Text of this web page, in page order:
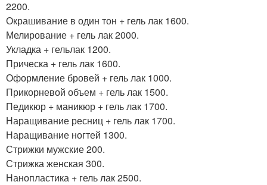
2200.
Окрашивание в один тон + гель лак 1600.
Мелирование + гель лак 2000.
Укладка + гельлак 1200.
Прическа + гель лак 1600.
Оформление бровей + гель лак 1000.
Прикорневой объем + гель лак 1500.
Педикюр + маникюр + гель лак 1700.
Наращивание ресниц + гель лак 1700.
Наращивание ногтей 1300.
Стрижки мужские 200.
Стрижка женская 300.
Нанопластика + гель лак 2500.